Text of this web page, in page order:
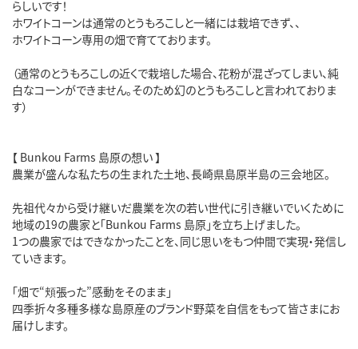
らしいです！
ホワイトコーンは通常のとうもろこしと一緒には栽培できず、、
ホワイトコーン専用の畑で育てております。
（通常のとうもろこしの近くで栽培した場合、花粉が混ざってしまい、純
白なコーンができません。そのため幻のとうもろこしと言われておりま
す）
【 Bunkou Farms 島原の想い 】
農業が盛んな私たちの生まれた土地、長崎県島原半島の三会地区。
先祖代々から受け継いだ農業を次の若い世代に引き継いでいくために
地域の19の農家と「Bunkou Farms 島原」を立ち上げました。
1つの農家ではできなかったことを、同じ思いをもつ仲間で実現・発信し
ていきます。
「畑で“頬張った”感動をそのまま」
四季折々多種多様な島原産のブランド野菜を自信をもって皆さまにお
届けします。